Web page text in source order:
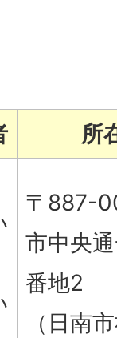
所
〒887-
市中央
番地2
（日南